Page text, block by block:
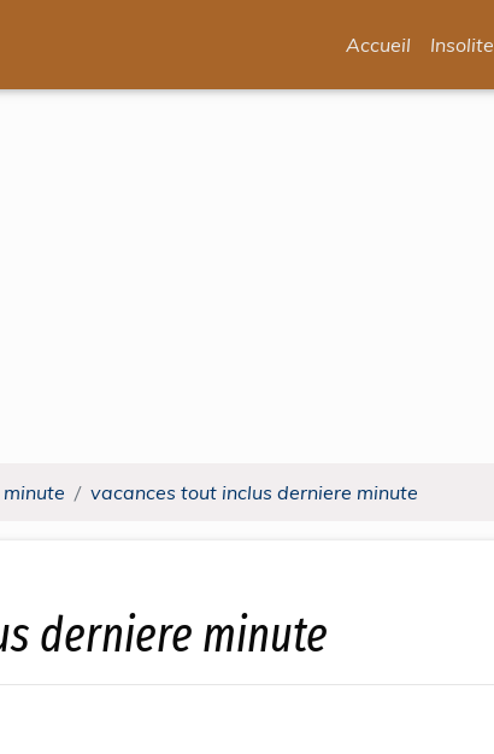
Accueil Insolite
vacances tout inclus derniere minute
derniere minute